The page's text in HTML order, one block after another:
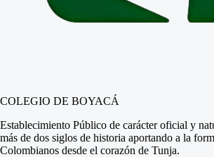
COLEGIO DE BOYACÁ
Establecimiento Público de carácter oficial y
más de dos siglos de historia aportando a la
Colombianos desde el corazón de Tunja.